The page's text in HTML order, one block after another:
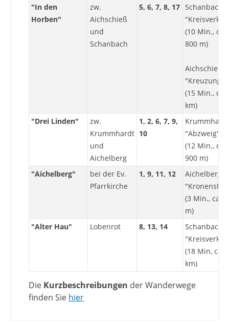
"In den
Horben"
zw.
Aichschieß
und
Schanbach
5, 6, 7, 8, 17 Schanbach
(10 Min., ca.
800 m)
Aichschieß
"Kreuzung"
(15 Min., ca.
km)
"Drei Linden"
zw.
Krummhardt
und
Aichelberg
1, 2, 6, 7, 9,
10
Krummhardt
"Abzweig"
(12 Min., ca.
900 m)
"Aichelberg"
bei der Ev.
Pfarrkirche
1, 9, 11, 12
Aichelberg
(3 Min., ca.
m)
"Alter Hau"
Lobenrot 8, 13, 14
Schanbach
(18 Min, ca.
km)
Die Kurzbeschreibungen der Wanderwege
finden Sie hier